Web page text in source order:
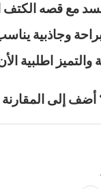
مع قصه
أضف إلى المقارنة